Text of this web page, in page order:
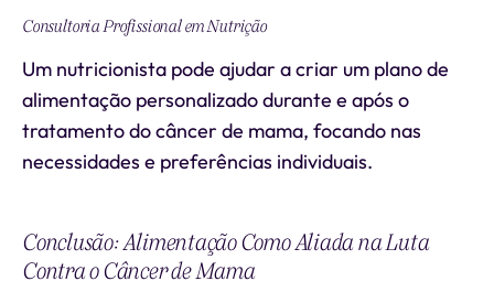
Consultoria Profissional em Nutrição
Um nutricionista pode ajudar a criar um plano de
alimentação personalizado durante e após o
tratamento do câncer de mama, focando nas
necessidades e preferências individuais.
Conclusão: Alimentação Como Aliada na Luta
Contra o Câncer de Mama